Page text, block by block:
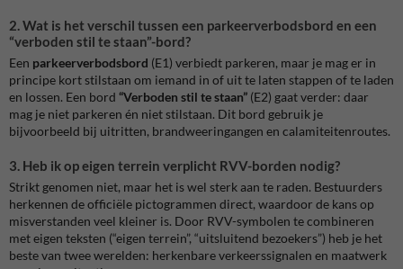
2. Wat is het verschil tussen een parkeerverbodsbord en een
“verboden stil te staan”-bord?
Een parkeerverbodsbord (E1) verbiedt parkeren, maar je mag er in
principe kort stilstaan om iemand in of uit te laten stappen of te laden
en lossen. Een bord “Verboden stil te staan” (E2) gaat verder: daar
mag je niet parkeren én niet stilstaan. Dit bord gebruik je
bijvoorbeeld bij uitritten, brandweeringangen en calamiteitenroutes.
3. Heb ik op eigen terrein verplicht RVV-borden nodig?
Strikt genomen niet, maar het is wel sterk aan te raden. Bestuurders
herkennen de officiële pictogrammen direct, waardoor de kans op
misverstanden veel kleiner is. Door RVV-symbolen te combineren
met eigen teksten (“eigen terrein”, “uitsluitend bezoekers”) heb je het
beste van twee werelden: herkenbare verkeerssignalen en maatwerk